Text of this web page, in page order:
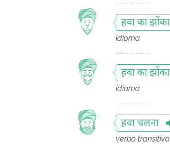
हवा का झोंका
idioma
हवा का झोंका
idioma
हवा चलना
verbo transitivo